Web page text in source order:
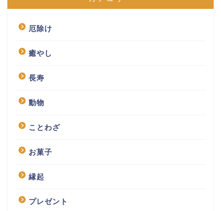
厄除け
癒やし
長寿
動物
ことわざ
お菓子
縁起
プレゼント